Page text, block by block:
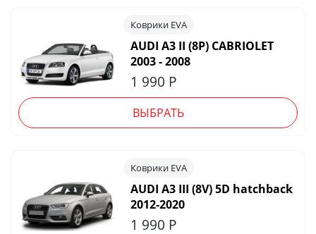
Коврики EVA
AUDI A3 II (8P) CABRIOLET
2003 - 2008
1 990 Р
ВЫБРАТЬ
Коврики EVA
AUDI A3 III (8V) 5D hatchback
2012-2020
1 990 Р